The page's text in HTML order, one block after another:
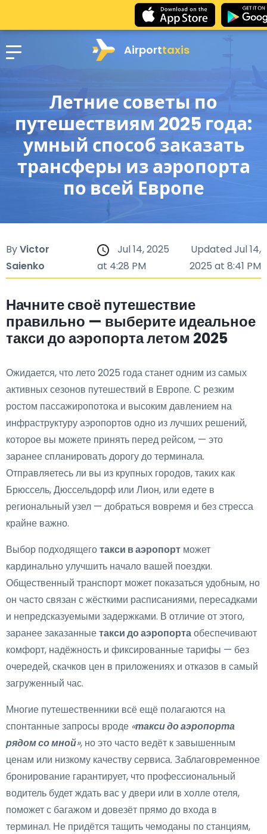
Airporttaxis
Летние советы по
путешествиям 2025 года:
умный способ заказать
трансферы из аэропорта
по всей Европе
ByVictor
Saienko
Jul 14, 2025
at 4:28 PM
Updated Jul 14,
2025 at 8:41 PM
Начните своё путешествие
правильно — выберите идеальное
такси до аэропорта летом 2025
Ожидается, что лето 2025 года станет одним из самых
активных сезонов путешествий в Европе. С резким
ростом пассажиропотока и высоким давлением на
инфраструктуру аэропортов одно из лучших решений,
которое вы можете принять перед рейсом, — это
заранее спланировать дорогу до терминала.
Отправляетесь ли вы из крупных городов, таких как
Брюссель, Дюссельдорф или Лион, или едете в
региональный узел — добраться вовремя и без стресса
крайне важно.
Выбор подходящеготакси в аэропорт может
кардинально улучшить начало вашей поездки.
Общественный транспорт может показаться удобным, но
он часто связан с жёсткими расписаниями, пересадками
и непредсказуемыми задержками. В отличие от этого,
заранее заказанныетакси до аэропортаобеспечивают
комфорт, надёжность и фиксированные тарифы — без
очередей, скачков цен в приложениях и отказов в самый
загруженный час.
Многие путешественники всё ещё полагаются на
спонтанные запросы вроде «такси до аэропорта
рядом со мной», но это часто ведёт к завышенным
ценам или низкому качеству сервиса. Заблаговременное
бронирование гарантирует, что профессиональный
водитель будет ждать вас у двери или в холле отеля,
поможет с багажом и довезёт прямо до входа в
терминал. Не придётся тащить чемоданы по станциям,